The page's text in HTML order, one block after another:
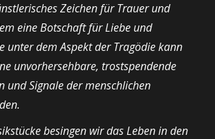
Zeichen für Trauer und
eine Botschaft für Liebe und
unter dem Aspekt der Tragödie kann
unvorhersehbare, trostspendende
und Signale der menschlichen
besingen wir das Leben in den